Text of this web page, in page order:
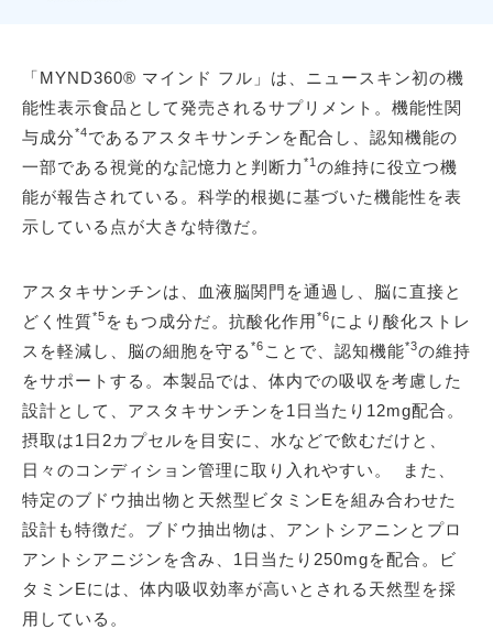
「MYND360® マインド フル」は、ニュースキン初の機
能性表示食品として発売されるサプリメント。機能性関
与成分*4であるアスタキサンチンを配合し、認知機能の
一部である視覚的な記憶力と判断力 *1 の維持に役立つ機
能が報告されている。科学的根拠に基づいた機能性を表
示している点が大きな特徴だ。
アスタキサンチンは、血液脳関門を通過し、脳に直接と
どく性質*5 をもつ成分だ。抗酸化作用*6により酸化ストレ
スを軽減し、脳の細胞を守る *6 ことで、認知機能*3の維持
をサポートする。本製品では、体内での吸収を考慮した
設計として、アスタキサンチンを1日当たり12mg配合。
摂取は1日2カプセルを目安に、水などで飲むだけと、
日々のコンディション管理に取り入れやすい。 また、
特定のブドウ抽出物と天然型ビタミンEを組み合わせた
設計も特徴だ。ブドウ抽出物は、アントシアニンとプロ
アントシアニジンを含み、1日当たり250mgを配合。ビ
タミンEには、体内吸収効率が高いとされる天然型を採
用している。